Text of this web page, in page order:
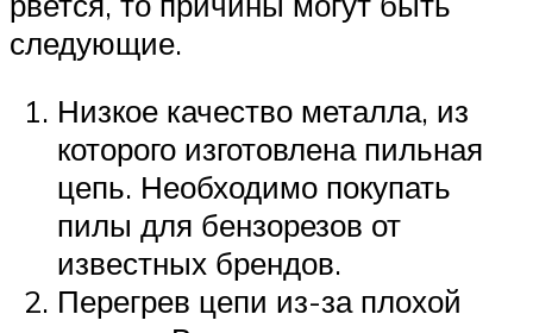
следующие.
Низкое качество металла, из
которого изготовлена пильная
цепь. Необходимо покупать
пилы для бензорезов от
известных брендов.
Перегрев цепи из-за плохой